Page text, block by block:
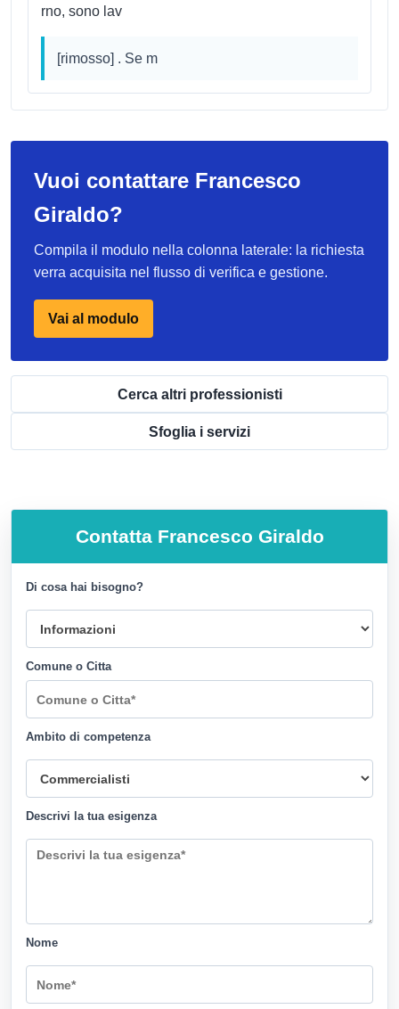
rno, sono lav
[rimosso] . Se m
Vuoi contattare Francesco
Giraldo?
Compila il modulo nella colonna laterale: la richiesta
verra acquisita nel flusso di verifica e gestione.
Vai al modulo
Cerca altri professionisti
Sfoglia i servizi
Contatta Francesco Giraldo
Di cosa hai bisogno?
Comune o Citta
Ambito di competenza
Descrivi la tua esigenza
Nome